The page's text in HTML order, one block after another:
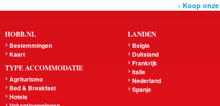
› Koop
HOBB.NL
Bestemmingen
Kaart
TYPE ACCOMMODATIE
Agriturismo
Bed & Breakfast
Hotels
LANDEN
Belgie
Duitsland
Frankrijk
Italie
Nederland
Spanje